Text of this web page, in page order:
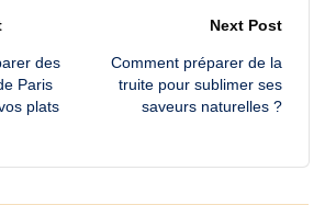
des
Paris
plats
Next Post
Comment préparer de la
truite pour sublimer ses
saveurs naturelles ?